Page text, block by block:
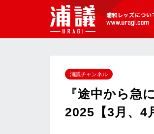
[浦議]浦和レッズについて
浦議チャンネル
『途中から急
2025【3月、4